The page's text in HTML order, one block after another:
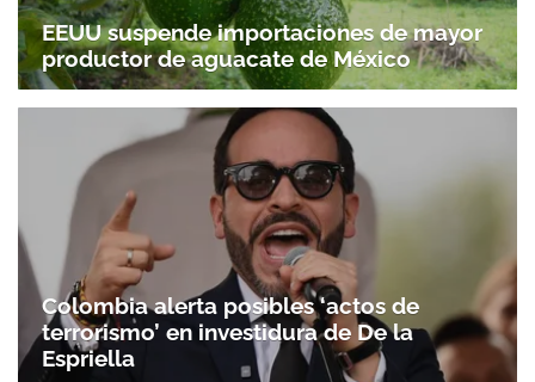
EEUU suspende importaciones de mayor
productor de aguacate de México
Colombia alerta posibles ‘actos de
terrorismo’ en investidura de De la
Espriella